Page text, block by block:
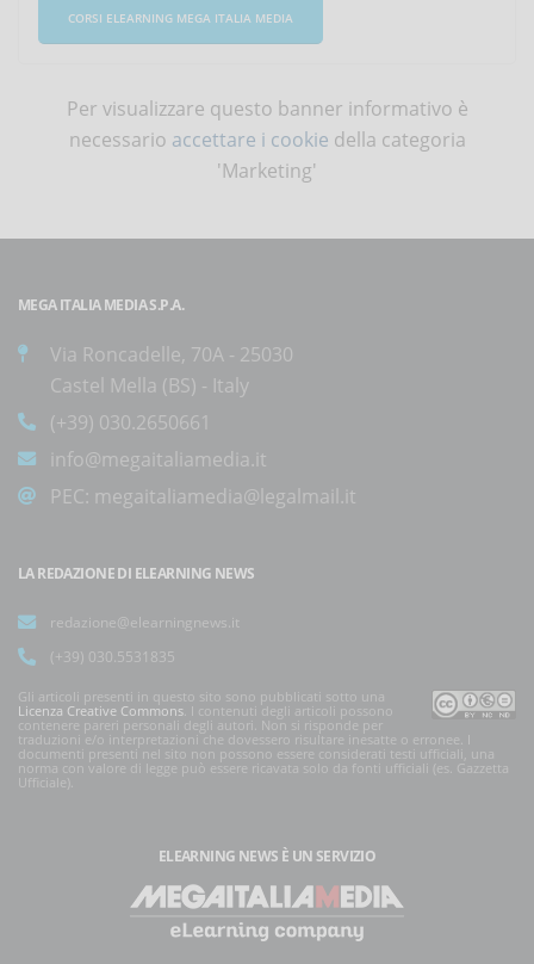
CORSI ELEARNING MEGA ITALIA MEDIA
Per visualizzare questo banner informativo è
necessario accettare i cookie della categoria
'Marketing'
MEGA ITALIA MEDIA S.P.A.
Via Roncadelle, 70A - 25030
Castel Mella (BS) - Italy
(+39) 030.2650661
info@megaitaliamedia.it
PEC: megaitaliamedia@legalmail.it
LA REDAZIONE DI ELEARNING NEWS
redazione@elearningnews.it
(+39) 030.5531835
Gli articoli presenti in questo sito sono pubblicati sotto una
Licenza Creative Commons. I contenuti degli articoli possono
contenere pareri personali degli autori. Non si risponde per
traduzioni e/o interpretazioni che dovessero risultare inesatte o erronee. I
documenti presenti nel sito non possono essere considerati testi ufficiali, una
norma con valore di legge può essere ricavata solo da fonti ufficiali (es. Gazzetta
Ufficiale).
ELEARNING NEWS È UN SERVIZIO